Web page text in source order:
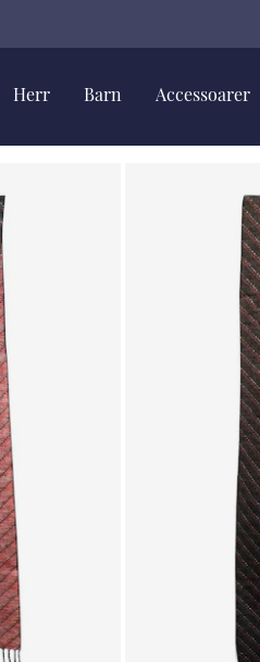
Herr Barn Accessoarer